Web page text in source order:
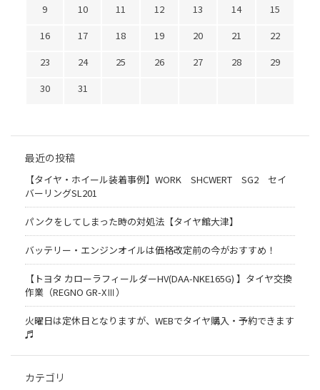
9
10 11 12 13 14
15
16
17 18 19 20 21
22
23
24 25 26 27 28
29
30
31
最近の投稿
【タイヤ・ホイール装着事例】WORK SHCWERT SG2 セイ
バーリングSL201
パンクをしてしまった時の対処法【タイヤ館大津】
バッテリー・エンジンオイルは価格改定前の今がおすすめ！
【トヨタ カローラフィールダーHV(DAA-NKE165G) 】タイヤ交換
作業（REGNO GR-XⅢ）
火曜日は定休日となりますが、WEBでタイヤ購入・予約できます
♬
カテゴリ